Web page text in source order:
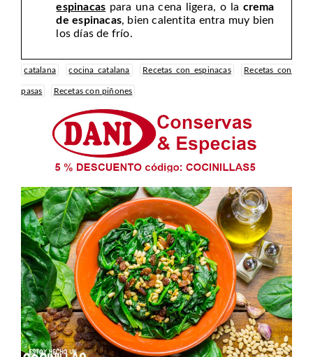
espinacas para una cena ligera, o la crema
de espinacas, bien calentita entra muy bien
los días de frío.
catalana cocina catalana Recetas con espinacas Recetas con
pasas Recetas con piñones